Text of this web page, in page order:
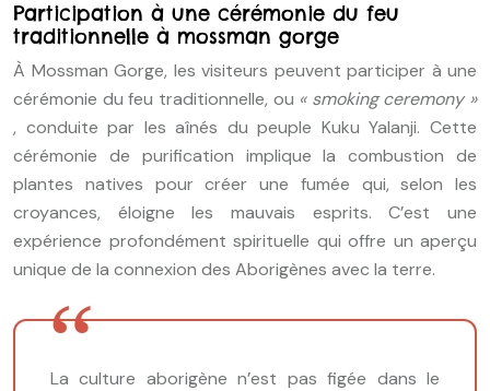
Participation à une cérémonie du feu
traditionnelle à mossman gorge
À Mossman Gorge, les visiteurs peuvent participer à une
cérémonie du feu traditionnelle, ou « smoking ceremony »
, conduite par les aînés du peuple Kuku Yalanji. Cette
cérémonie de purification implique la combustion de
plantes natives pour créer une fumée qui, selon les
croyances, éloigne les mauvais esprits. C’est une
expérience profondément spirituelle qui offre un aperçu
unique de la connexion des Aborigènes avec la terre.
La culture aborigène n’est pas figée dans le